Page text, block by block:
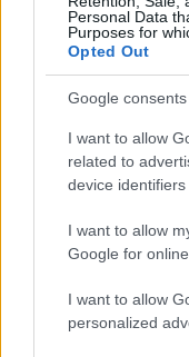
Personal Data
Purposes for
Opted Out
Google consents
I want to allow
related to
device identifiers
I want to allow
Google for
I want to allow
personalized
legger til.
– Det er få
En berikelse for
Trener i Team
har fulgt med på
nå langt, men at